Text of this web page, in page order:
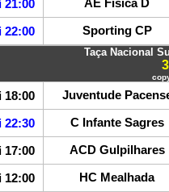
21:00 AE Física D
22:00 Sporting CP
Taça Nacional
18:00 Juventude
22:30 C Infante Sagres
17:00 ACD Gulpilhares
12:00 HC Mealhada